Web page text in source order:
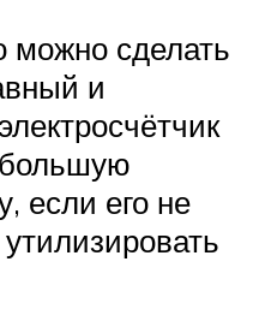
можно сделать
и
если его не